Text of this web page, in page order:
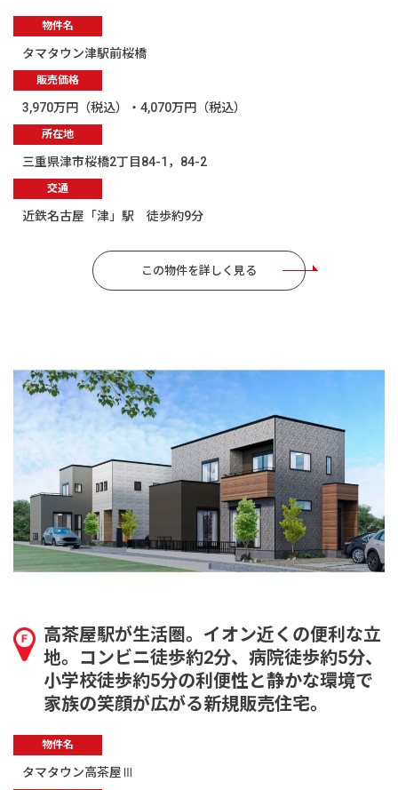
物件名
タマタウン津駅前桜橋
販売価格
3,970万円（税込）・4,070万円（税込）
所在地
三重県津市桜橋2丁目84-1，84-2
交通
近鉄名古屋「津」駅 徒歩約9分
この物件を詳しく見る
高茶屋駅が生活圏。イオン近くの便利な立
地。コンビニ徒歩約2分、病院徒歩約5分、
小学校徒歩約5分の利便性と静かな環境で
家族の笑顔が広がる新規販売住宅。
物件名
タマタウン高茶屋Ⅲ